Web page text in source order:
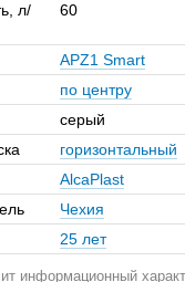
л/
60
APZ1 Smart
по центру
серый
горизонтальный
AlcaPlast
Чехия
25 лет
информационный